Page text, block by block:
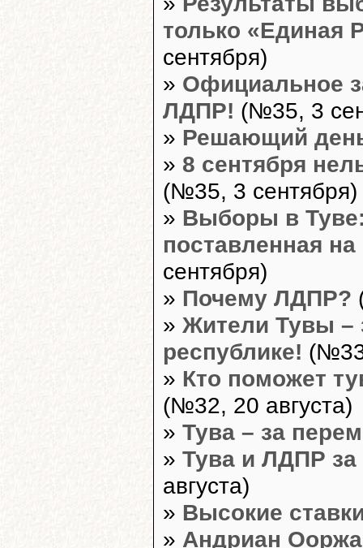
только «Единая
сентября)
» Официальное
ЛДПР! (№35, 3
» Решающий
» 8 сентября
(№35, 3 сентября)
» Выборы в
поставленная на
сентября)
» Почему ЛДПР?
» Жители Тувы –
республике!
» Кто поможет
(№32, 20 августа)
» Тува – за
» Тува и ЛДПР
августа)
» Высокие
» Андриан